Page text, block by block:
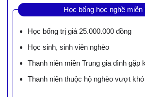
Học bổng học nghề miễn
Học bổng trị giá 25.000.000 đồng
Học sinh, sinh viên nghèo
Thanh niên miền Trung gia đình gặp
Thanh niên thuộc hộ nghèo vượt khó